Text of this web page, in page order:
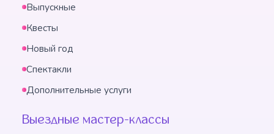
Выпускные
Квесты
Новый год
Спектакли
Дополнительные услуги
Выездные мастер-классы